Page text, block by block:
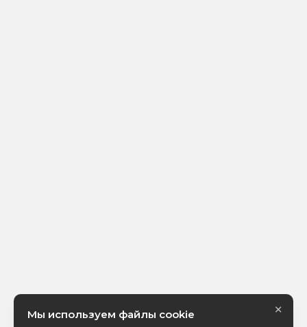
Мы используем файлы cookie ×